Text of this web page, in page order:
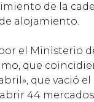
de la
alojamiento.
el Ministerio
que
que vació el
44